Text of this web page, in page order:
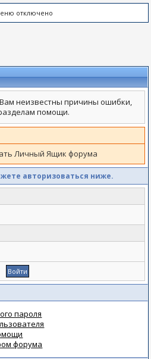
отключено
неизвестны причины ошибки,
помощи.
Личный Ящик форума
авторизоваться ниже.
пароля
форума